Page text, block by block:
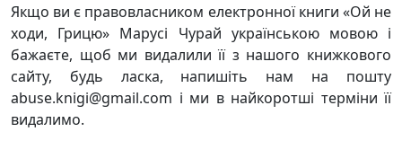
Якщо ви є правовласником електронної книги «Ой не
ходи, Грицю» Марусі Чурай українською мовою і
бажаєте, щоб ми видалили її з нашого книжкового
сайту, будь ласка, напишіть нам на пошту
abuse.knigi@gmail.com і ми в найкоротші терміни її
видалимо.